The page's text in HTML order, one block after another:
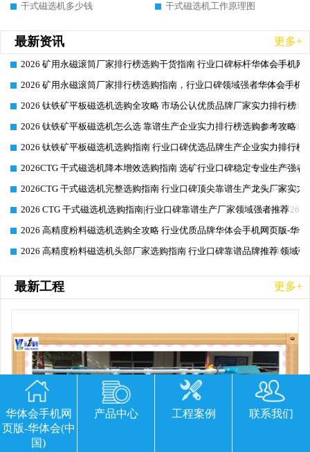
干式磁选机多少钱
干式磁选机工作原理图
最新资讯 更多+
2026-06-26
2026 矿用永磁滚筒厂家排行榜选购干货指南 行业口碑标杆华体会手机网
2026-06-26
2026 矿用永磁滚筒厂家排行榜选购指南，行业口碑领域强者华体会手机
2026-06-26
2026 钛铁矿平板磁选机选购全攻略 市场公认优质品牌厂家实力排行榜
2026-06-26
2026 钛铁矿平板磁选机怎么选 靠谱生产企业实力排行榜选购参考攻略
2026-06-26
2026 钛铁矿平板磁选机选购指南 行业口碑优选品牌生产企业实力排行榜
2026-06-26
2026CTG 干式磁选机降本增效选购指南 选矿行业口碑稳定专业生产强者
2026-06-26
2026CTG 干式磁选机完整选购指南 行业口碑顶尖靠谱生产龙头厂家实力
2026-06-26
2026 CTG 干式磁选机选购指南|行业口碑靠谱生产厂家领域强者推荐
2026-06-26
2026 高精度粉料磁选机选购全攻略 行业优质品牌华体会手机网页版-华
2026-06-26
2026 高精度粉料磁选机头部厂家选购指南 行业口碑靠谱品牌推荐 领域
最新工程 更多+
华体会手机网
页版-华体会(中
国)
产品中心 工程案例 联系我们